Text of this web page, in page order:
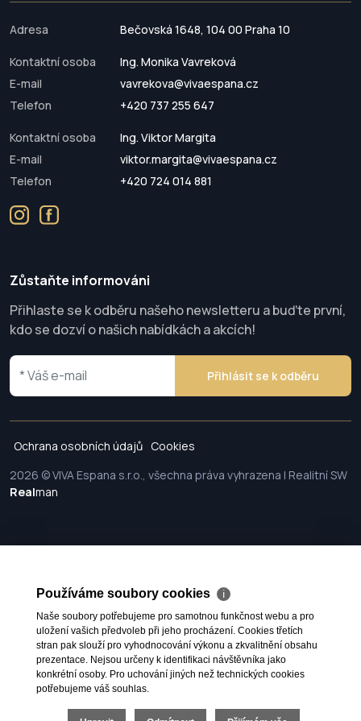
Adresa Bečovská 1648, 104 00 Praha 10
Kontaktní osoba
Ing. Monika Vavreková
E-mail
vavrekova@vivaespana.cz
Telefon
+420 737 255 647
Kontaktní osoba
Ing. Viktor Margita
E-mail
viktor.margita@vivaespana.cz
Telefon
+420 724 014 881
Zůstaňte informováni
Přihlaste se k odběru našeho newsletteru a buďte první,
kdo se dozví o našich nabídkách a akcích!
Přihlásit se k odběru
Ochrana osobních údajů Cookies
2026 © VIVA Espana s.r.o., všechna práva vyhrazena | Realitní SW
Realman
Používáme soubory cookies ℹ
Naše soubory potřebujeme pro samotnou funkčnost webu a pro
uložení vašich předvoleb při jeho procházení. Cookies třetích
stran pak slouží pro vyhodnocování výkonu a zkvalitnění obsahu
prezentace. Nejsou určeny k identifikaci návštěvníka jako
konkrétní osoby. Pro uchování jiných než technických cookies
potřebujeme váš souhlas.